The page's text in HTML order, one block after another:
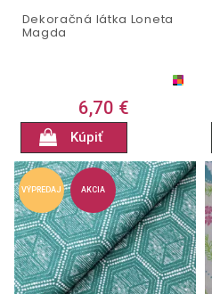
Dekoračná látka Loneta
Magda
6,70 €
Kúpiť
AKCIA
VÝPREDAJ